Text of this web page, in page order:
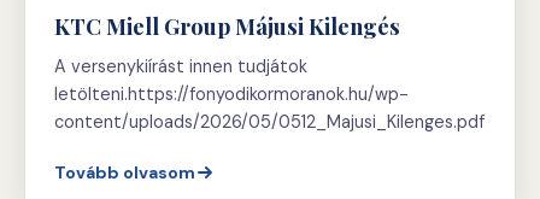
KTC Miell Group Májusi Kilengés
A versenykiírást innen tudjátok
letölteni.https://fonyodikormoranok.hu/wp-
content/uploads/2026/05/0512_Majusi_Kilenges.pdf
Tovább olvasom